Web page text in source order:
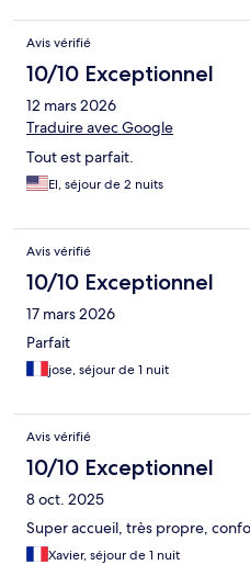
Avis vérifié
10/10 Exceptionnel
12 mars 2026
Traduire avec Google
Tout est parfait.
El, séjour de 2 nuits
Avis vérifié
10/10 Exceptionnel
17 mars 2026
Parfait
jose, séjour de 1 nuit
Avis vérifié
10/10 Exceptionnel
8 oct. 2025
Super accueil, très propre,
Xavier, séjour de 1 nuit